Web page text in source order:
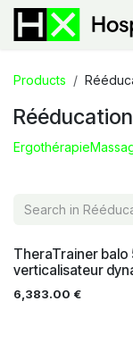
Skip to Content
Products
Rééducation
Ergothérapie
TheraTrainer balo
verticalisateur
6,383.00 €